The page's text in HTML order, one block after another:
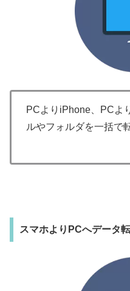
PCよりiPhone、PCよ
ルやフォルダを一括で
スマホよりPCへデータ